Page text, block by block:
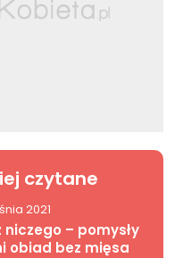
czytane
2021
niczego – pomysły
obiad bez mięsa